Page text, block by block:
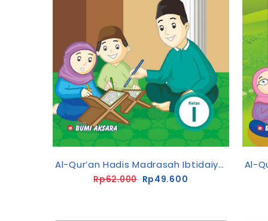
Al-Qur’an Hadis Madrasah Ibtidaiyah Kelas I
Rp62.000 Rp49.600